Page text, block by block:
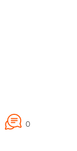
0